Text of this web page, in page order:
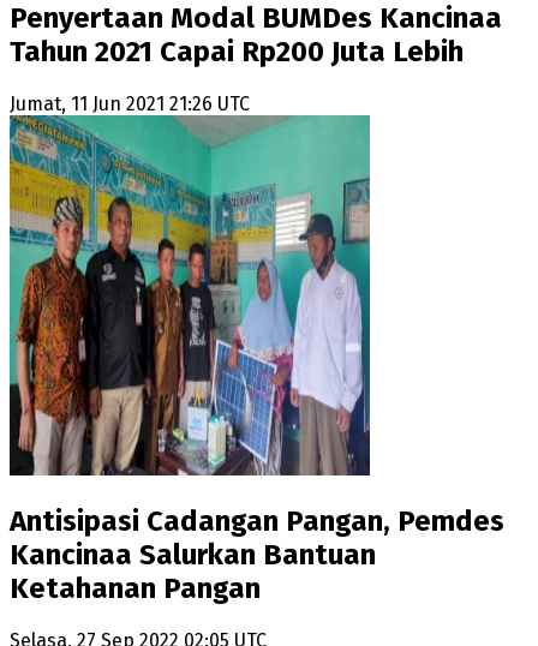
Penyertaan Modal BUMDes Kancinaa
Tahun 2021 Capai Rp200 Juta Lebih
Jumat, 11 Jun 2021 21:26 UTC
Antisipasi Cadangan Pangan, Pemdes
Kancinaa Salurkan Bantuan
Ketahanan Pangan
Selasa, 27 Sep 2022 02:05 UTC